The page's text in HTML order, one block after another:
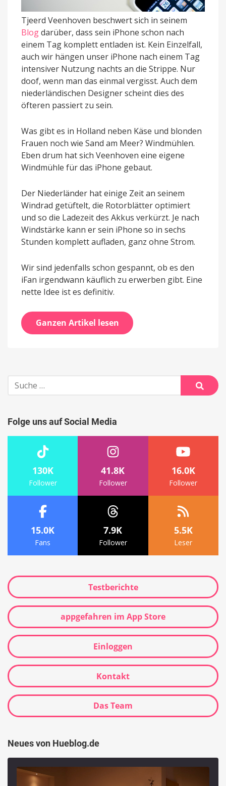
Tjeerd Veenhoven beschwert sich in seinem
Blogdarüber, dass sein iPhone schon nach
einem Tag komplett entladen ist. Kein Einzelfall,
auch wir hängen unser iPhone nach einem Tag
intensiver Nutzung nachts an die Strippe. Nur
doof, wenn man das einmal vergisst. Auch dem
niederländischen Designer scheint dies des
öfteren passiert zu sein.
Was gibt es in Holland neben Käse und blonden
Frauen noch wie Sand am Meer? Windmühlen.
Eben drum hat sich Veenhoven eine eigene
Windmühle für das iPhone gebaut.
Der Niederländer hat einige Zeit an seinem
Windrad getüftelt, die Rotorblätter optimiert
und so die Ladezeit des Akkus verkürzt. Je nach
Windstärke kann er sein iPhone so in sechs
Stunden komplett aufladen, ganz ohne Strom.
Wir sind jedenfalls schon gespannt, ob es den
iFan irgendwann käuflich zu erwerben gibt. Eine
nette Idee ist es definitiv.
Ganzen Artikel lesen
Suche
nach:
Suche
Folge uns auf Social Media
130K
Follower
41.8K
Follower
16.0K
Follower
15.0K
Fans
7.9K
Follower
5.5K
Leser
Testberichte
appgefahren im App Store
Einloggen
Kontakt
Das Team
Neues von Hueblog.de